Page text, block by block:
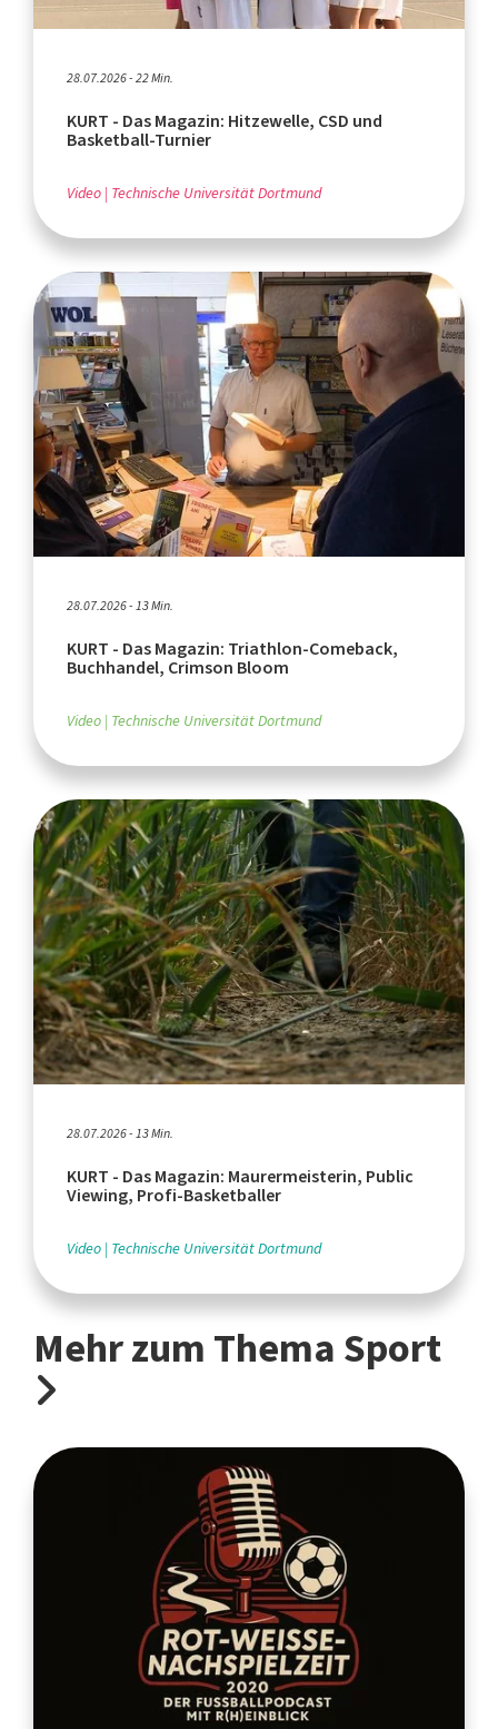
28.07.2026 - 22 Min.
KURT - Das Magazin: Hitzewelle, CSD und
Basketball-Turnier
Video Technische Universität Dortmund
28.07.2026 - 13 Min.
KURT - Das Magazin: Triathlon-Comeback,
Buchhandel, Crimson Bloom
Video Technische Universität Dortmund
28.07.2026 - 13 Min.
KURT - Das Magazin: Maurermeisterin, Public
Viewing, Profi-Basketballer
Video Technische Universität Dortmund
Mehr zum Thema Sport